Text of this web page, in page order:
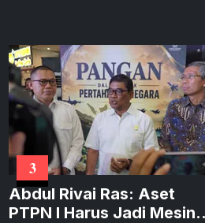
3
Abdul Rivai Ras: Aset
PTPN I Harus Jadi Mesin